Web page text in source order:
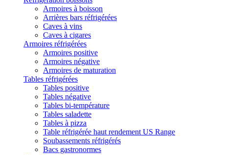
Armoires à boisson
Arrières bars réfrigérées
Caves à vins
Caves à cigares
Armoires réfrigérées
Armoires positive
Armoires négative
Armoires de maturation
Tables réfrigérées
Tables positive
Tables négative
Tables bi-température
Tables saladette
Tables à pizza
Table réfrigérée haut rendement US Range
Soubassements réfrigérés
Bacs gastronormes